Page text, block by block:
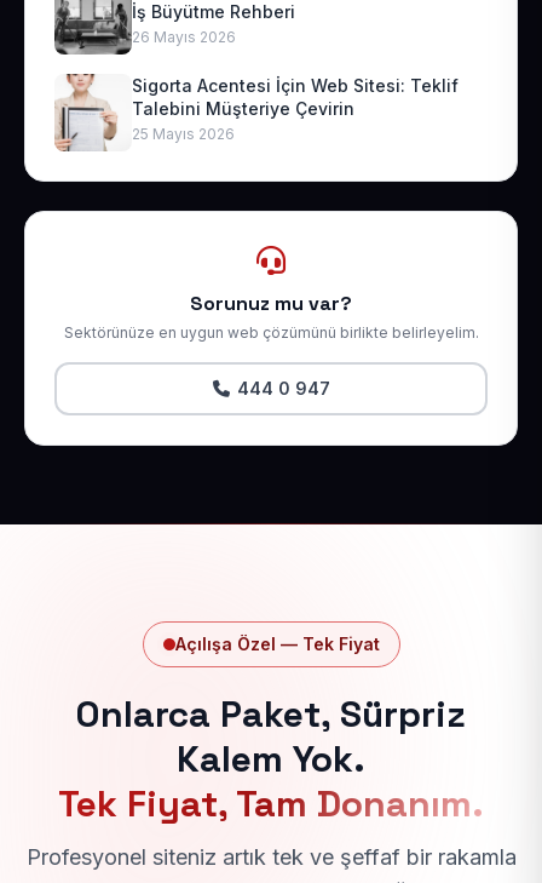
İş Büyütme Rehberi
26 Mayıs 2026
Sigorta Acentesi İçin Web Sitesi: Teklif
Talebini Müşteriye Çevirin
25 Mayıs 2026
Sorunuz mu var?
Sektörünüze en uygun web çözümünü birlikte belirleyelim.
444 0 947
Açılışa Özel — Tek Fiyat
Onlarca Paket, Sürpriz
Kalem Yok.
Tek Fiyat, Tam Donanım.
Profesyonel siteniz artık tek ve şeffaf bir rakamla